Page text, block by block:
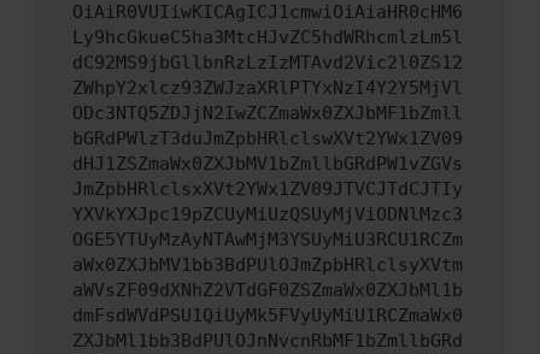
OiAiR0VUIiwKICAgICJ1cmwiOiAiaHR0cHM6
Ly9hcGkueC5ha3MtcHJvZC5hdWRhcmlzLm5l
dC92MS9jbGllbnRzLzIzMTAvd2Vic2l0ZS12
ZWhpY2xlcz93ZWJzaXRlPTYxNzI4Y2Y5MjVl
ODc3NTQ5ZDJjN2IwZCZmaWx0ZXJbMF1bZmll
bGRdPWlzT3duJmZpbHRlclswXVt2YWx1ZV09
dHJ1ZSZmaWx0ZXJbMV1bZmllbGRdPW1vZGVs
JmZpbHRlclsxXVt2YWx1ZV09JTVCJTdCJTIy
YXVkYXJpc19pZCUyMiUzQSUyMjViODNlMzc3
OGE5YTUyMzAyNTAwMjM3YSUyMiU3RCU1RCZm
aWx0ZXJbMV1bb3BdPUlOJmZpbHRlclsyXVtm
aWVsZF09dXNhZ2VTdGF0ZSZmaWx0ZXJbMl1b
dmFsdWVdPSU1QiUyMk5FVyUyMiU1RCZmaWx0
ZXJbMl1bb3BdPUlOJnNvcnRbMF1bZmllbGRd